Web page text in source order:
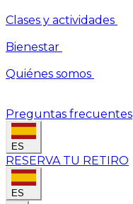
Clases y actividades
Bienestar
Quiénes somos
Preguntas frecuentes
ES
RESERVA TU RETIRO
ES